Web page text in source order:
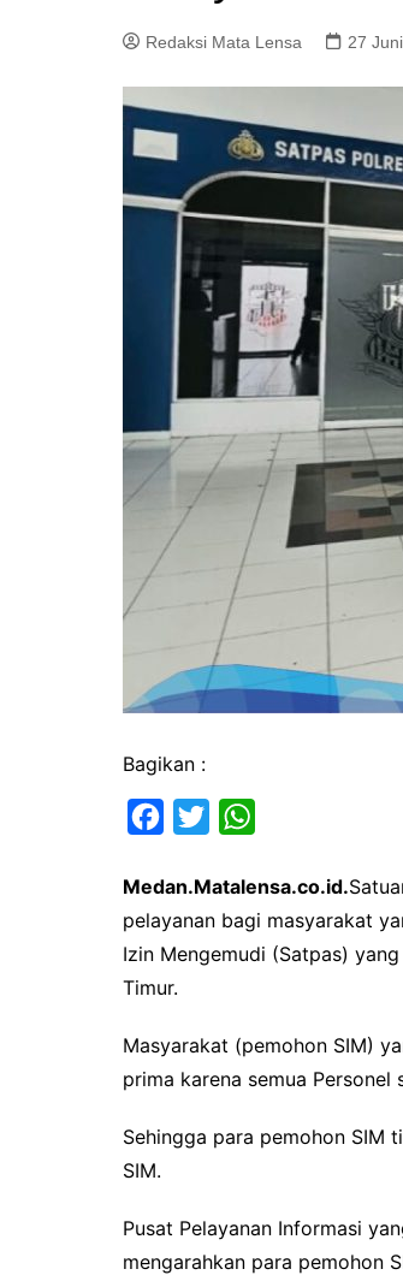
Redaksi Mata Lensa 27
Bagikan :
c
e
b
o
i
t
t
a
t
s
Medan.Matalensa.co.id.
pelayanan bagi masyarakat
Izin Mengemudi (Satpas)
Timur.
Masyarakat (pemohon SIM)
prima karena semua
Sehingga para pemohon SIM
SIM.
Pusat Pelayanan Informasi
mengarahkan para pemohon